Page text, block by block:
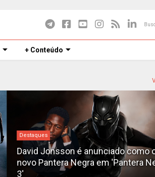
+ Conteúdo
Destaques
David Jonsson é anunciado como
novo Pantera Negra em 'Pantera
3'